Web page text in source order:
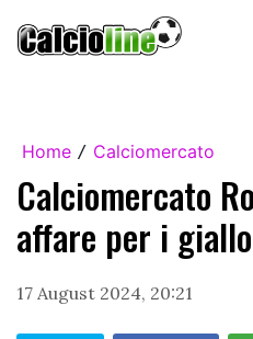
Home / Calciomercato
Calciomercato
affare per i
17 August 2024, 20:21